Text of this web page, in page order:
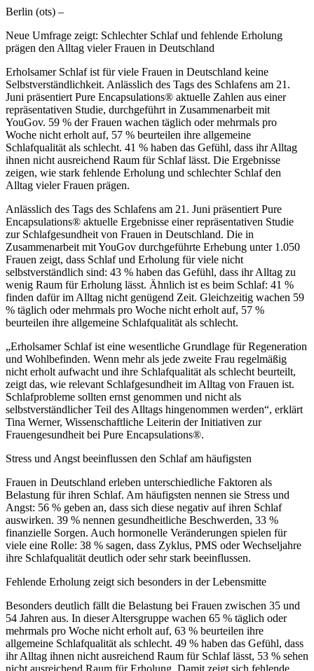
Berlin (ots) –
Neue Umfrage zeigt: Schlechter Schlaf und fehlende Erholung
prägen den Alltag vieler Frauen in Deutschland
Erholsamer Schlaf ist für viele Frauen in Deutschland keine
Selbstverständlichkeit. Anlässlich des Tags des Schlafens am 21.
Juni präsentiert Pure Encapsulations® aktuelle Zahlen aus einer
repräsentativen Studie, durchgeführt in Zusammenarbeit mit
YouGov. 59 % der Frauen wachen täglich oder mehrmals pro
Woche nicht erholt auf, 57 % beurteilen ihre allgemeine
Schlafqualität als schlecht. 41 % haben das Gefühl, dass ihr Alltag
ihnen nicht ausreichend Raum für Schlaf lässt. Die Ergebnisse
zeigen, wie stark fehlende Erholung und schlechter Schlaf den
Alltag vieler Frauen prägen.
Anlässlich des Tags des Schlafens am 21. Juni präsentiert Pure
Encapsulations® aktuelle Ergebnisse einer repräsentativen Studie
zur Schlafgesundheit von Frauen in Deutschland. Die in
Zusammenarbeit mit YouGov durchgeführte Erhebung unter 1.050
Frauen zeigt, dass Schlaf und Erholung für viele nicht
selbstverständlich sind: 43 % haben das Gefühl, dass ihr Alltag zu
wenig Raum für Erholung lässt. Ähnlich ist es beim Schlaf: 41 %
finden dafür im Alltag nicht genügend Zeit. Gleichzeitig wachen 59
% täglich oder mehrmals pro Woche nicht erholt auf, 57 %
beurteilen ihre allgemeine Schlafqualität als schlecht.
„Erholsamer Schlaf ist eine wesentliche Grundlage für Regeneration
und Wohlbefinden. Wenn mehr als jede zweite Frau regelmäßig
nicht erholt aufwacht und ihre Schlafqualität als schlecht beurteilt,
zeigt das, wie relevant Schlafgesundheit im Alltag von Frauen ist.
Schlafprobleme sollten ernst genommen und nicht als
selbstverständlicher Teil des Alltags hingenommen werden“, erklärt
Tina Werner, Wissenschaftliche Leiterin der Initiativen zur
Frauengesundheit bei Pure Encapsulations®.
Stress und Angst beeinflussen den Schlaf am häufigsten
Frauen in Deutschland erleben unterschiedliche Faktoren als
Belastung für ihren Schlaf. Am häufigsten nennen sie Stress und
Angst: 56 % geben an, dass sich diese negativ auf ihren Schlaf
auswirken. 39 % nennen gesundheitliche Beschwerden, 33 %
finanzielle Sorgen. Auch hormonelle Veränderungen spielen für
viele eine Rolle: 38 % sagen, dass Zyklus, PMS oder Wechseljahre
ihre Schlafqualität deutlich oder sehr stark beeinflussen.
Fehlende Erholung zeigt sich besonders in der Lebensmitte
Besonders deutlich fällt die Belastung bei Frauen zwischen 35 und
54 Jahren aus. In dieser Altersgruppe wachen 65 % täglich oder
mehrmals pro Woche nicht erholt auf, 63 % beurteilen ihre
allgemeine Schlafqualität als schlecht. 49 % haben das Gefühl, dass
ihr Alltag ihnen nicht ausreichend Raum für Schlaf lässt, 53 % sehen
nicht ausreichend Raum für Erholung. Damit zeigt sich fehlende